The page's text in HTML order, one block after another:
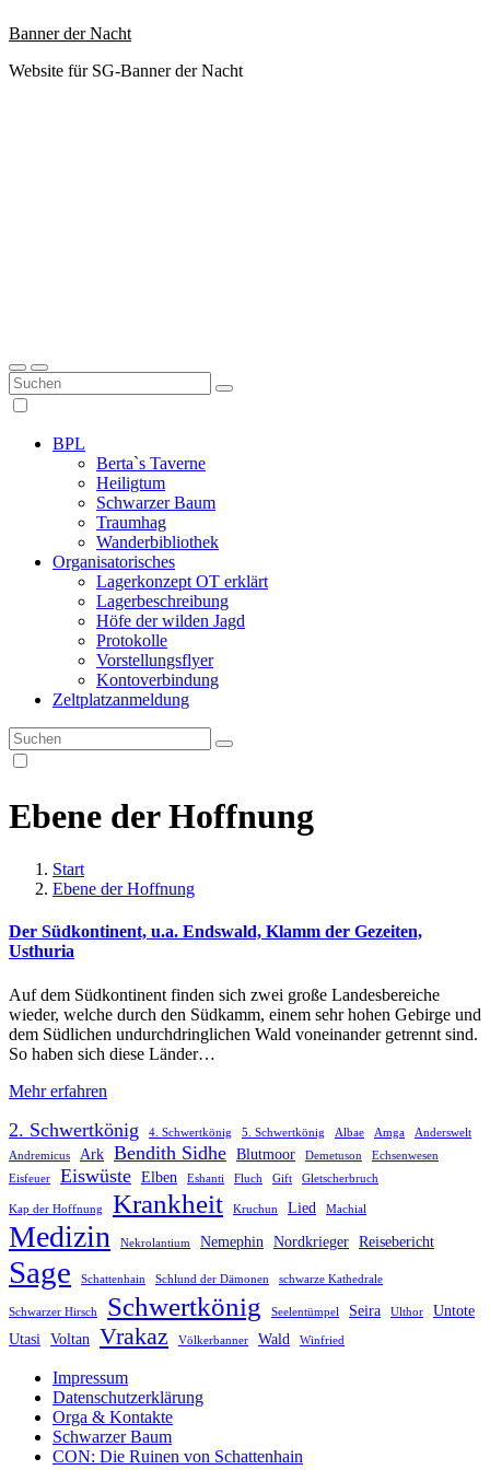
Zum
springen
Banner der Nacht
Website für SG-Banner der Nacht
BPL
Berta`s Taverne
Heiligtum
Schwarzer Baum
Traumhag
Wanderbibliothek
Organisatorisches
Lagerkonzept OT erklärt
Lagerbeschreibung
Höfe der wilden Jagd
Protokolle
Vorstellungsflyer
Kontoverbindung
Zeltplatzanmeldung
Ebene der Hoffnung
Start
Ebene der Hoffnung
Der Südkontinent, u.a. Endswald, Klamm der Gezeiten,
Usthuria
Auf dem Südkontinent finden sich zwei große Landesbereiche
wieder, welche durch den Südkamm, einem sehr hohen Gebirge und
dem Südlichen undurchdringlichen Wald voneinander getrennt sind.
So haben sich diese Länder…
Mehr erfahren
2. Schwertkönig 4. Schwertkönig 5. Schwertkönig Albae Amga
Anderswelt
Andremicus
Ark Bendith Sidhe Blutmoor Demetuson
Echsenwesen
Eisfeuer
Eiswüste Elben Eshanti Fluch Gift Gletscherbruch
Kap der Hoffnung Krankheit Kruchun Lied Machial
Medizin Nekrolantium Nemephin Nordkrieger Reisebericht
Sage Schattenhain Schlund der Dämonen schwarze Kathedrale
Schwarzer Hirsch Schwertkönig Seelentümpel Seira Ulthor
Untote
Utasi
Voltan Vrakaz Völkerbanner Wald Winfried
Impressum
Datenschutzerklärung
Orga & Kontakte
Schwarzer Baum
CON: Die Ruinen von Schattenhain